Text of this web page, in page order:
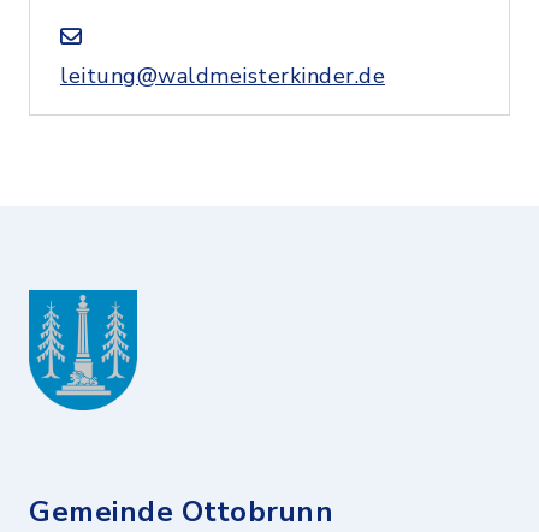
leitung@waldmeisterkinder.de
Gemeinde Ottobrunn